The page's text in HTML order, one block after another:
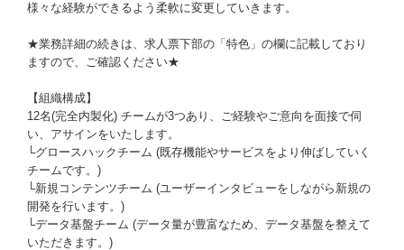
様々な経験ができるよう柔軟に変更していきます。
★業務詳細の続きは、求人票下部の「特色」の欄に記載しており
ますので、ご確認ください★
【組織構成】
12名(完全内製化) チームが3つあり、ご経験やご意向を面接で伺
い、アサインをいたします。
└グロースハックチーム (既存機能やサービスをより伸ばしていく
チームです。)
└新規コンテンツチーム (ユーザーインタビューをしながら新規の
開発を行います。)
└データ基盤チーム (データ量が豊富なため、データ基盤を整えて
いただきます。)